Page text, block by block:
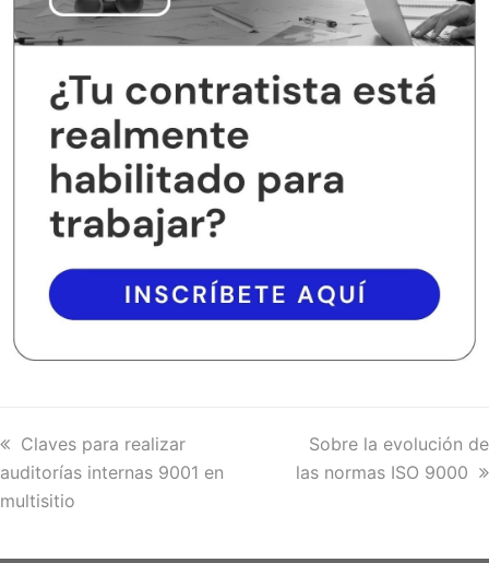
previous
post:
Claves para realizar
auditorías internas 9001 en
multisitio
next
post:
Sobre la evolución de
las normas ISO 9000